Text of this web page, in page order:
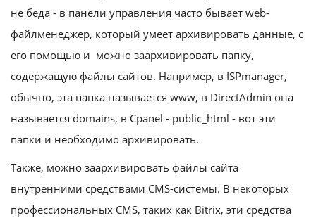
не беда - в панели управления часто бывает web-
файлменеджер, который умеет архивировать данные, с
его помощью и можно заархивировать папку,
содержащую файлы сайтов. Например, в ISPmanager,
обычно, эта папка называется www, в DirectAdmin она
называется domains, в Cpanel - public_html - вот эти
папки и необходимо архивировать.
Также, можно заархивировать файлы сайта
внутренними средствами CMS-системы. В некоторых
профессиональных CMS, таких как Bitrix, эти средства